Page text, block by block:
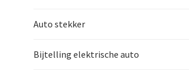
Auto stekker
Bijtelling elektrische auto